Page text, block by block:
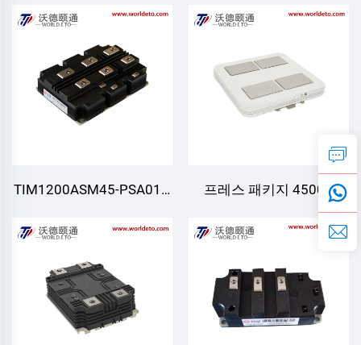
TIM1200ASM45-PSA011,
프레스 패키지 4500V
2000A IGBT 모듈(FWD 포